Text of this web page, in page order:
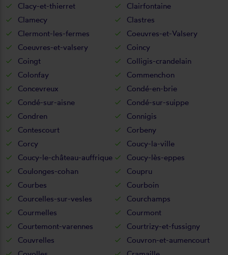
Clacy-et-thierret
Clairfontaine
Clamecy
Clastres
Clermont-les-fermes
Coeuvres-et-Valsery
Coeuvres-et-valsery
Coincy
Coingt
Colligis-crandelain
Colonfay
Commenchon
Concevreux
Condé-en-brie
Condé-sur-aisne
Condé-sur-suippe
Condren
Connigis
Contescourt
Corbeny
Corcy
Coucy-la-ville
Coucy-le-château-auffrique
Coucy-lès-eppes
Coulonges-cohan
Coupru
Courbes
Courboin
Courcelles-sur-vesles
Courchamps
Courmelles
Courmont
Courtemont-varennes
Courtrizy-et-fussigny
Couvrelles
Couvron-et-aumencourt